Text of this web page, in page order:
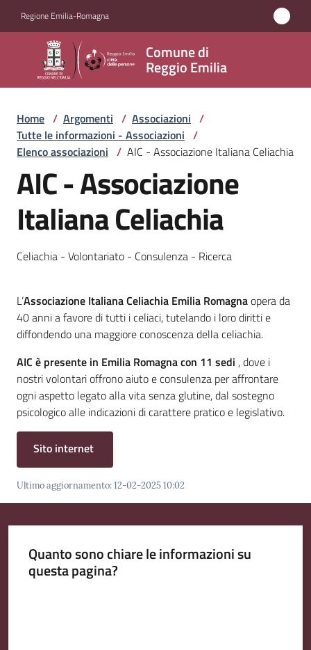
Regione Emilia-Romagna
Comune di
Reggio Emilia
Comune
di
Reggio
Emilia
Amministrazione
Servizi
Reggio
Emilia
Tutti
argomenti
Menu selezionato
T
u
i
Home / Argomenti / Associazioni /
Tutte le informazioni - Associazioni /
Elenco associazioni / AIC - Associazione Italiana Celiachia
AIC - Associazione
Italiana Celiachia
Celiachia - Volontariato - Consulenza - Ricerca
L’Associazione Italiana Celiachia Emilia Romagnaopera da
40 anni a favore di tutti i celiaci, tutelando i loro diritti e
diffondendo una maggiore conoscenza della celiachia.
AIC è presente in Emilia Romagna con 11 sedi , dove i
nostri volontari offrono aiuto e consulenza per affrontare
ogni aspetto legato alla vita senza glutine, dal sostegno
psicologico alle indicazioni di carattere pratico e legislativo.
Sito internet
Ultimo aggiornamento:12-02-2025 10:02
Quanto sono chiare le informazioni su
questa pagina?